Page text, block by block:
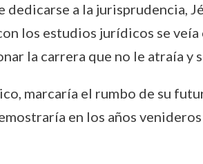
a la jurisprudencia,
los estudios jurídicos se
la carrera que no le atraía y
marcaría el rumbo de su
en los años